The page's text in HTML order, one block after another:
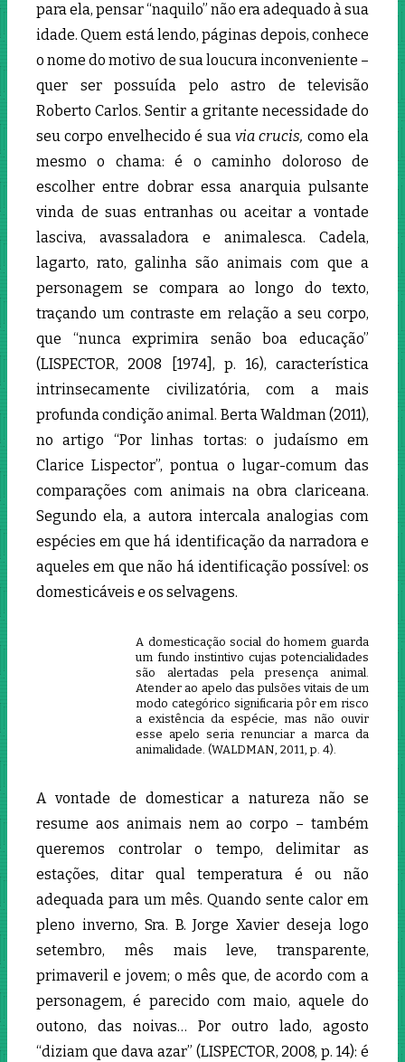
para ela, pensar “naquilo” não era adequado à sua
idade. Quem está lendo, páginas depois, conhece
o nome do motivo de sua loucura inconveniente –
quer ser possuída pelo astro de televisão
Roberto Carlos. Sentir a gritante necessidade do
seu corpo envelhecido é sua via crucis, como ela
mesmo o chama: é o caminho doloroso de
escolher entre dobrar essa anarquia pulsante
vinda de suas entranhas ou aceitar a vontade
lasciva, avassaladora e animalesca. Cadela,
lagarto, rato, galinha são animais com que a
personagem se compara ao longo do texto,
traçando um contraste em relação a seu corpo,
que “nunca exprimira senão boa educação”
(LISPECTOR, 2008 [1974], p. 16), característica
intrinsecamente civilizatória, com a mais
profunda condição animal. Berta Waldman (2011),
no artigo “Por linhas tortas: o judaísmo em
Clarice Lispector”, pontua o lugar-comum das
comparações com animais na obra clariceana.
Segundo ela, a autora intercala analogias com
espécies em que há identificação da narradora e
aqueles em que não há identificação possível: os
domesticáveis e os selvagens.
A domesticação social do homem guarda
um fundo instintivo cujas potencialidades
são alertadas pela presença animal.
Atender ao apelo das pulsões vitais de um
modo categórico significaria pôr em risco
a existência da espécie, mas não ouvir
esse apelo seria renunciar a marca da
animalidade. (WALDMAN, 2011, p. 4).
A vontade de domesticar a natureza não se
resume aos animais nem ao corpo – também
queremos controlar o tempo, delimitar as
estações, ditar qual temperatura é ou não
adequada para um mês. Quando sente calor em
pleno inverno, Sra. B. Jorge Xavier deseja logo
setembro, mês mais leve, transparente,
primaveril e jovem; o mês que, de acordo com a
personagem, é parecido com maio, aquele do
outono, das noivas… Por outro lado, agosto
“diziam que dava azar” (LISPECTOR, 2008, p. 14): é